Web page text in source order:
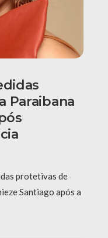
Paraibana
protetivas de
Santiago após a